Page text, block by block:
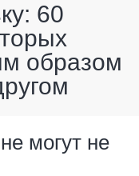
60
образом
могут не